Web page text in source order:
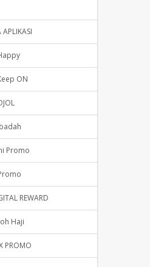
ON
Promo
REWARD
Haji
PROMO